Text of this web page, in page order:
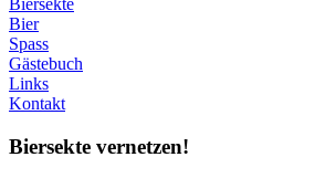
Biersekte
Bier
Spass
Gästebuch
Links
Kontakt
Biersekte vernetzen!